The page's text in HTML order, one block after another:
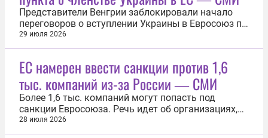
Представители Венгрии заблокировали начало
переговоров о вступлении Украины в Евросоюз по
двум новым пунктам. Об этом 29 июля со
ссылкой на источники сообщила газета Financial
неделе Будапешт отложил открытие второго и
третьего кластеров из шести. В...
29 июля 2026
ЕС намерен ввести санкции против 1,6
тыс. компаний из-за России ― СМИ
Более 1,6 тыс. компаний могут попасть под
санкции Евросоюза. Речь идет об организациях,
которые, как утверждает Брюссель, связаны с
Россией, сообщило 28 июля агентство Bloomberg
28 июля 2026